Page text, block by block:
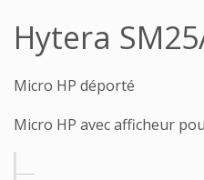
Hytera
Micro HP déporté
Micro HP avec afficheur